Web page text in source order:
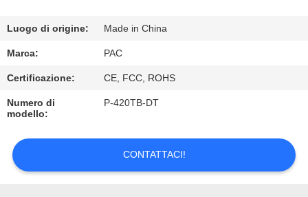
CONTATTICI
RICHIEDA
UNA
CITAZIONE
Luogo di origine: Made in China
Marca: PAC
Certificazione: CE, FCC, ROHS
Numero di
modello:
P-420TB-DT
CONTATTACI!